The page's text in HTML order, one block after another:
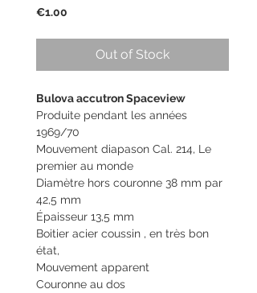
€1.00
Out of Stock
Bulova accutron Spaceview
Produite pendant les années
1969/70
Mouvement diapason Cal. 214, Le
premier au monde
Diamètre hors couronne 38 mm par
42,5 mm
Épaisseur 13,5 mm
Boitier acier coussin , en très bon
état,
Mouvement apparent
Couronne au dos